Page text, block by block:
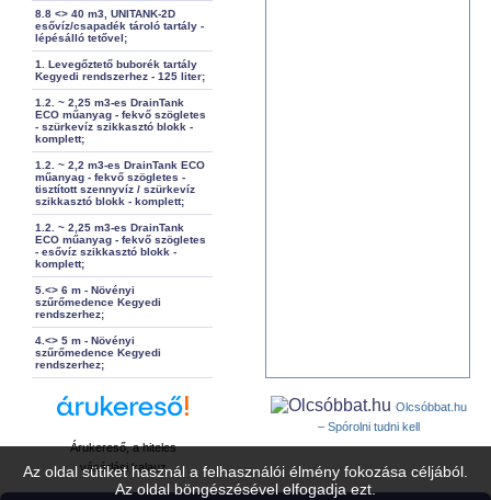
Az oldal sütiket használ a felhasználói élmény fokozása céljából.
Az oldal böngészésével elfogadja ezt.
8.8 <> 40 m3, UNITANK-2D
esővíz/csapadék tároló tartály -
lépésálló tetővel;
1. Levegőztető buborék tartály
Kegyedi rendszerhez - 125 liter;
1.2. ~ 2,25 m3-es DrainTank
ECO műanyag - fekvő szögletes
- szürkevíz szikkasztó blokk -
komplett;
1.2. ~ 2,2 m3-es DrainTank ECO
műanyag - fekvő szögletes -
tisztított szennyvíz / szürkevíz
szikkasztó blokk - komplett;
1.2. ~ 2,25 m3-es DrainTank
ECO műanyag - fekvő szögletes
- esővíz szikkasztó blokk -
komplett;
5.<> 6 m - Növényi
szűrőmedence Kegyedi
rendszerhez;
4.<> 5 m - Növényi
szűrőmedence Kegyedi
rendszerhez;
Árukereső, a hiteles
vásárlási kalauz
Olcsóbbat.hu
– Spórolni tudni kell